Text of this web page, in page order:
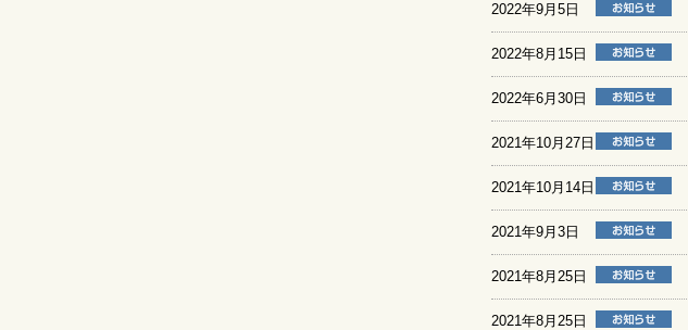
2022年9月5日
2022年8月15日
2022年6月30日
2021年10月27日
2021年10月14日
2021年9月3日
2021年8月25日
2021年8月25日